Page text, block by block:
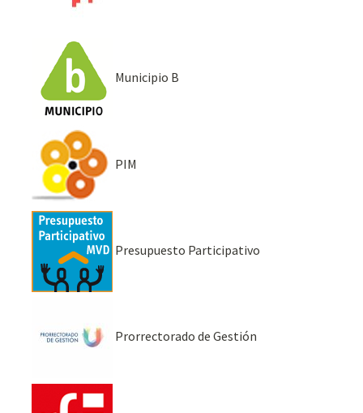
Municipio B
PIM
Presupuesto Participativo
Prorrectorado de Gestión